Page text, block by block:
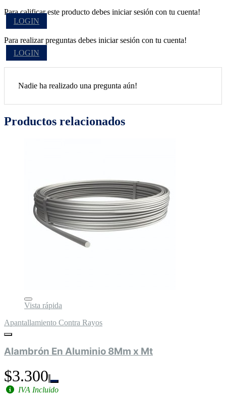
Para calificar este producto debes iniciar sesión con tu cuenta!
LOGIN
Para realizar preguntas debes iniciar sesión con tu cuenta!
LOGIN
Nadie ha realizado una pregunta aún!
Productos relacionados
Vista rápida
Apantallamiento Contra Rayos
Alambrón En Aluminio 8Mm x Mt
$3.300
IVA Incluido